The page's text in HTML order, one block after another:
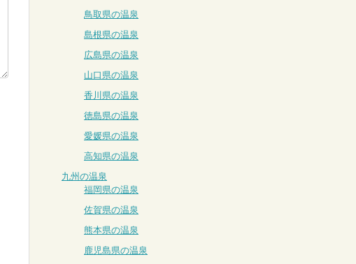
鳥取県の温泉
島根県の温泉
広島県の温泉
山口県の温泉
香川県の温泉
徳島県の温泉
愛媛県の温泉
高知県の温泉
九州の温泉
福岡県の温泉
佐賀県の温泉
熊本県の温泉
鹿児島県の温泉